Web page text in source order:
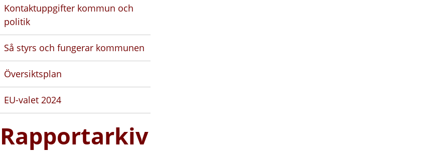
Kontaktuppgifter kommun och
politik
Så styrs och fungerar kommunen
Översiktsplan
EU-valet 2024
Rapportarkiv